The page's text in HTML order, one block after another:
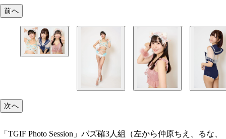
「TGIF Photo Session」バズ確3人組（1日目）
前へ
次へ
「TGIF Photo Session」バズ確3人組（左から仲原ちえ、るな、